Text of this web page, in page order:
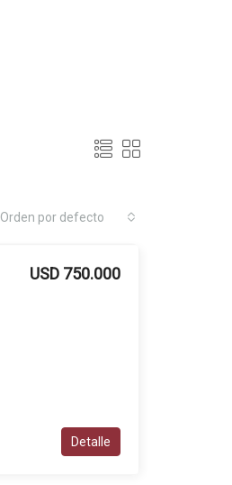
Orden por defecto
USD 750.000
Detalle